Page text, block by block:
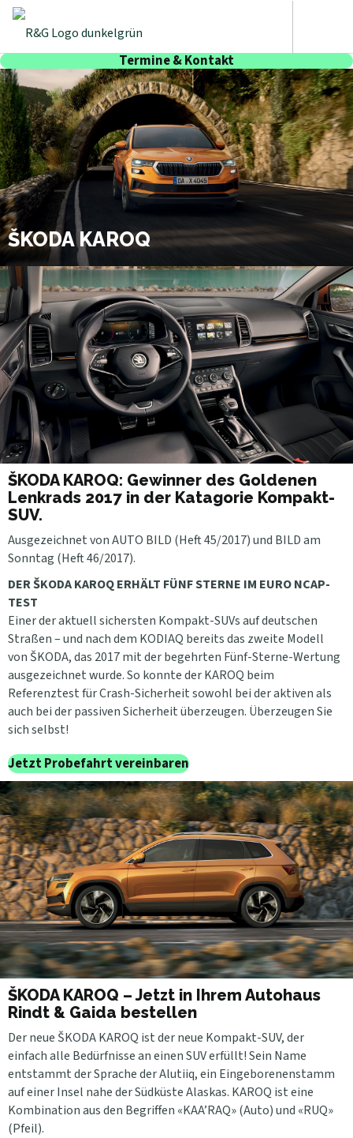
Termine & Kontakt
ŠKODA KAROQ
ŠKODA KAROQ: Gewinner des Goldenen
Lenkrads 2017 in der Katagorie Kompakt-
SUV.
Ausgezeichnet von AUTO BILD (Heft 45/2017) und BILD am
Sonntag (Heft 46/2017).
DER ŠKODA KAROQ ERHÄLT FÜNF STERNE IM EURO NCAP-
TEST
Einer der aktuell sichersten Kompakt-SUVs auf deutschen
Straßen – und nach dem KODIAQ bereits das zweite Modell
von ŠKODA, das 2017 mit der begehrten Fünf-Sterne-Wertung
ausgezeichnet wurde. So konnte der KAROQ beim
Referenztest für Crash-Sicherheit sowohl bei der aktiven als
auch bei der passiven Sicherheit überzeugen. Überzeugen Sie
sich selbst!
Jetzt Probefahrt vereinbaren
ŠKODA KAROQ – Jetzt in Ihrem Autohaus
Rindt & Gaida bestellen
Der neue ŠKODA KAROQ ist der neue Kompakt-SUV, der
einfach alle Bedürfnisse an einen SUV erfüllt! Sein Name
entstammt der Sprache der Alutiiq, ein Eingeborenenstamm
auf einer Insel nahe der Südküste Alaskas. KAROQ ist eine
Kombination aus den Begriffen «KAA’RAQ» (Auto) und «RUQ»
(Pfeil).